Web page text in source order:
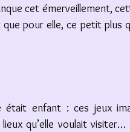
cet émerveillement,
que pour elle, ce petit plus
enfant : ces jeux
qu’elle voulait